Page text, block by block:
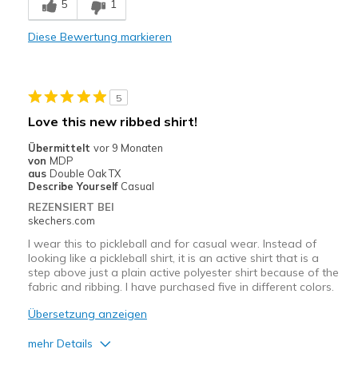
Comfortable
Geeignete Verwendung
Going Out
Width
Sizing
5 1
Diese Bewertung markieren
5
Love this new ribbed shirt!
Übermittelt vor 9 Monaten
von MDP
aus Double Oak TX
Describe Yourself Casual
REZENSIERT BEI
skechers.com
I wear this to pickleball and for casual wear. Instead of
looking like a pickleball shirt, it is an active shirt that is a
step above just a plain active polyester shirt because of the
fabric and ribbing. I have purchased five in different colors.
Übersetzung anzeigen
mehr Details